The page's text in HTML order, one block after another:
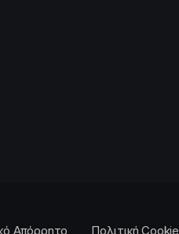
Απόρρητο Πολιτική Cookie